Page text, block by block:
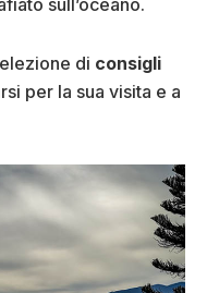
sull’oceano.
di consigli
per la sua visita e a